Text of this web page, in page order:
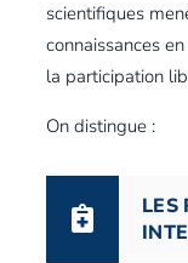
scientifiques
connaissances
la participation
On distingue :
LES